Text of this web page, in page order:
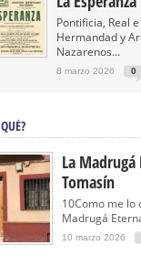
Pontificia, Real
Hermandad y
Nazarenos...
8 marzo 2026 0
La Madrugá
Tomasín
10Como me lo
Madrugá
10 marzo 2026